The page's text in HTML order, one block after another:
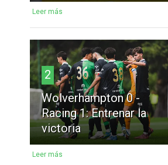
Leer más
2
Wolverhampton 0 -
Racing 1: Entrenar la
victoria
Leer más